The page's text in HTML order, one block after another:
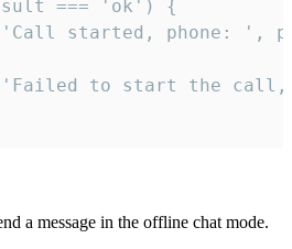
=== 'ok') {
started, phone: ',
to start the
a message in the offline chat mode.